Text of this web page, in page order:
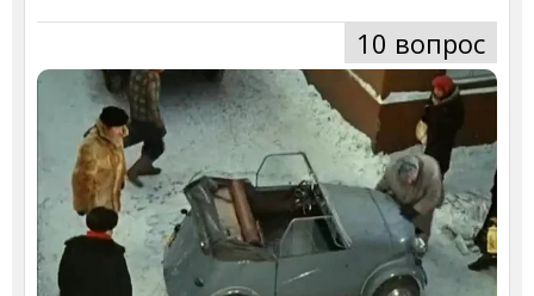
10 вопрос